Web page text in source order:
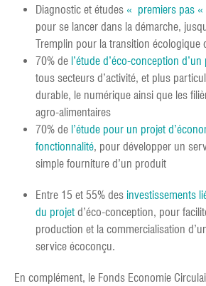
Diagnostic et études « premiers pas
pour se lancer dans la démarche,
Tremplin pour la transition écologique
70% de l’étude d’éco-conception
tous secteurs d’activité, et plus
durable, le numérique ainsi que les
agro-alimentaires
70% de l’étude pour un projet
fonctionnalité, pour développer un
simple fourniture d’un produit
Entre 15 et 55% des investissements
du projet d’éco-conception, pour
production et la commercialisation
service écoconçu.
En complément, le Fonds Economie